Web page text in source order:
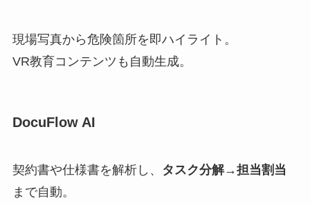
現場写真から危険箇所を即ハイライト。
VR教育コンテンツも自動生成。
DocuFlow AI
契約書や仕様書を解析し、
タスク分解→担当割当
まで自動。